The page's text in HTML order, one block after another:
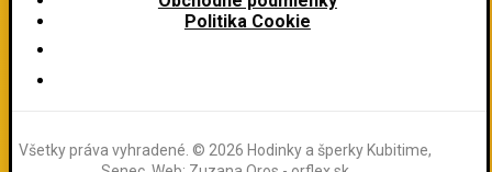
Politika Cookie
Všetky práva vyhradené. © 2026 Hodinky a šperky Kubitime,